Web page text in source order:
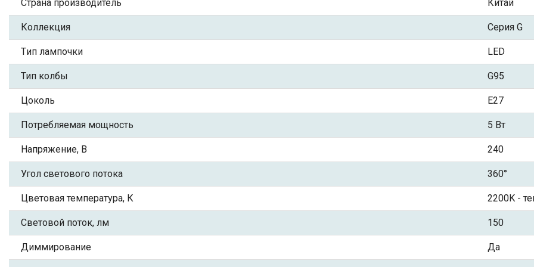
Страна производитель Китай
Коллекция Серия G
Tип лампочки LED
Тип колбы G95
Цоколь Е27
Потребляемая мощность 5 Вт
Напряжение, В 240
Угол светового потока 360°
Цветовая температура, К 2200K -
Световой поток, лм 150
Диммирование Да